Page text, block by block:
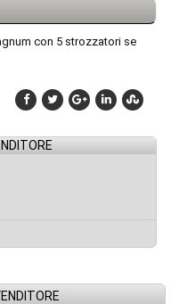
con 5 strozzatori se